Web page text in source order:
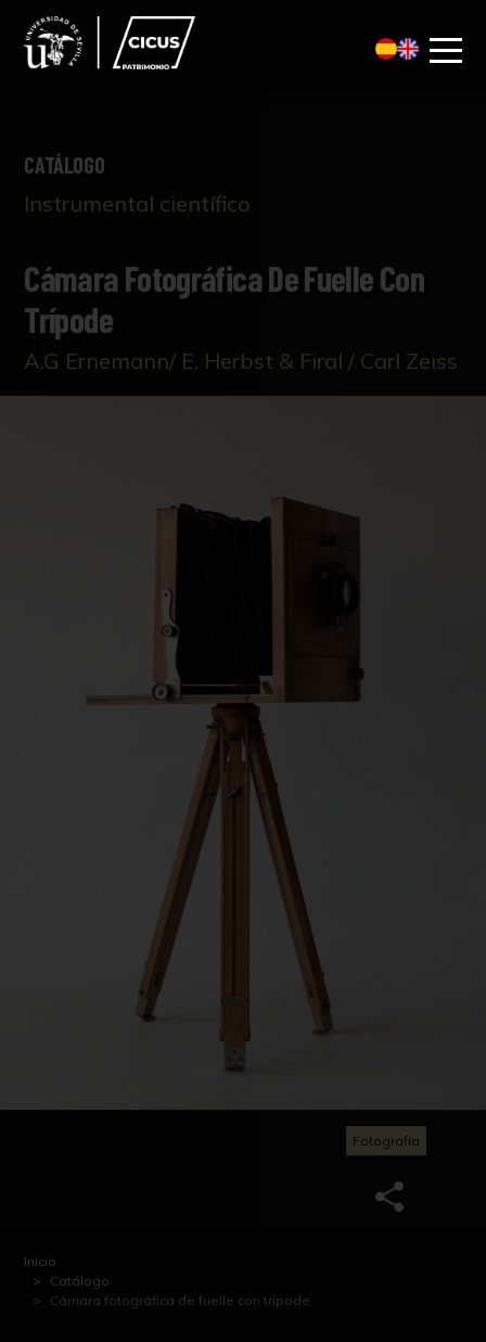
CATÁLOGO
Instrumental científico
Cámara Fotográfica De Fuelle Con
Trípode
A.G Ernemann/ E. Herbst & Firal / Carl Zeiss
Fotografía
Inicio
Catálogo
Cámara fotográfica de fuelle con trípode